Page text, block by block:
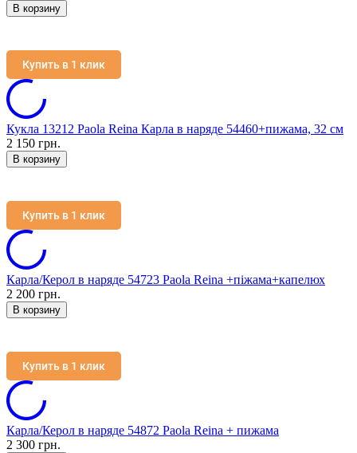
В корзину
Купить в 1 клик
Кукла 13212 Paola Reina Карла в наряде 54460+пижама, 32 см
2 150 грн.
В корзину
Купить в 1 клик
Карла/Керол в наряде 54723 Paola Reina +піжама+капелюх
2 200 грн.
В корзину
Купить в 1 клик
Карла/Керол в наряде 54872 Paola Reina + пижама
2 300 грн.